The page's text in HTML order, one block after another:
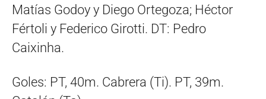
Matías Godoy y Diego Ortegoza; Héctor
Fértoli y Federico Girotti. DT: Pedro
Caixinha.
Goles: PT, 40m. Cabrera (Ti). PT, 39m.